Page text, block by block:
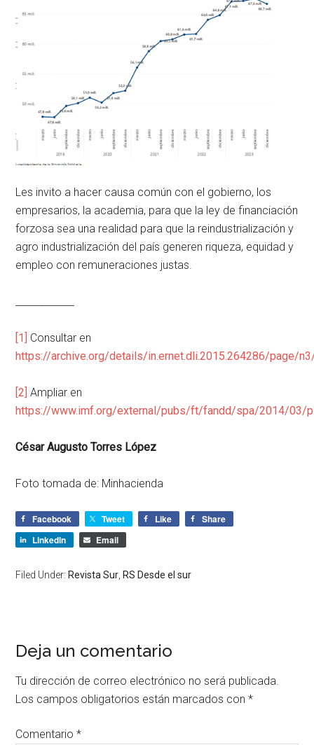
Les invito a hacer causa común con el gobierno, los
empresarios, la academia, para que la ley de financiación
forzosa sea una realidad para que la reindustrialización y
agro industrialización del país generen riqueza, equidad y
empleo con remuneraciones justas.
[1]
Consultar en
https://archive.org/details/in.ernet.dli.2015.264286/page/
[2] Ampliar en
https://www.imf.org/external/pubs/ft/fandd/spa/2014/03/
César Augusto Torres López
Foto tomada de: Minhacienda
Facebook Tweet Like
Share
LinkedIn
Email
Filed Under: Revista Sur RS Desde el sur
Deja un comentario
Tu dirección de correo electrónico no será publicada.
Los campos obligatorios están marcados con*
Comentario*